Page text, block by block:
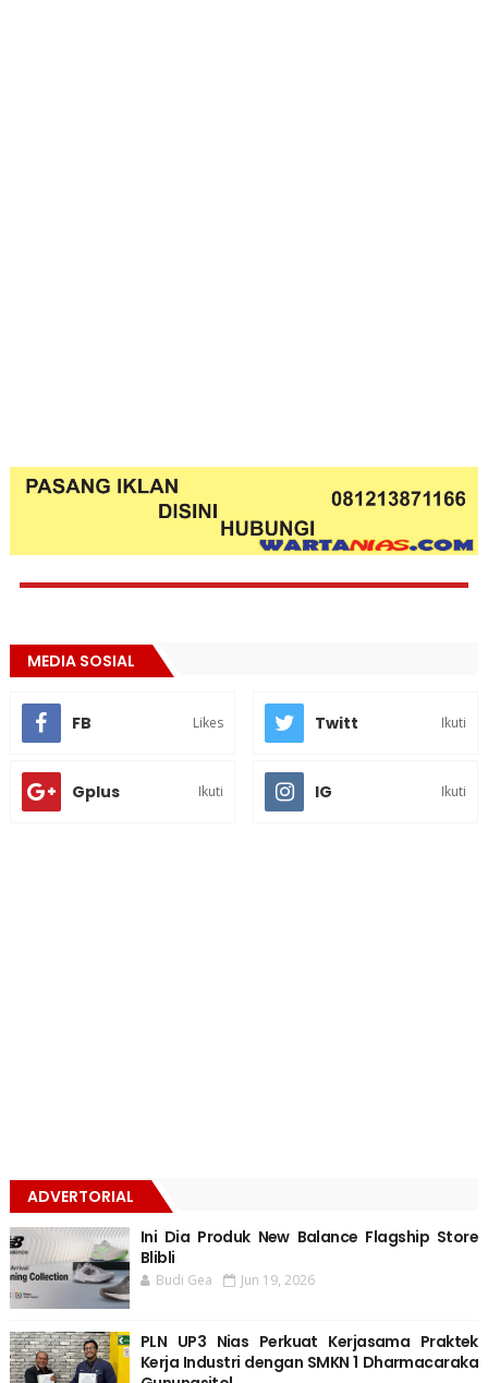
MEDIA SOSIAL
FB Likes Twitt Ikuti
Gplus Ikuti IG Ikuti
ADVERTORIAL
Ini Dia Produk New Balance Flagship Store
Blibli
Budi Gea Jun 19, 2026
PLN UP3 Nias Perkuat Kerjasama Praktek
Kerja Industri dengan SMKN 1 Dharmacaraka